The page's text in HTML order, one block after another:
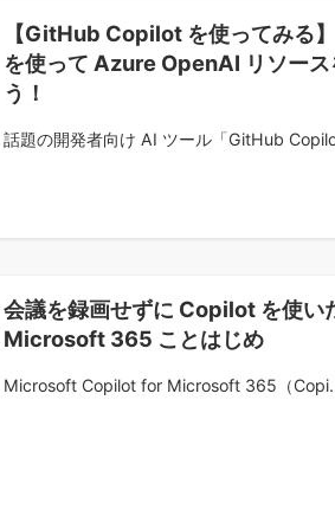
【GitHub Copilot を使ってみる
を使って Azure OpenAI リソース
う！
話題の開発者向け AI ツール「GitHub
会議を録画せずに Copilot を使
Microsoft 365 ことはじめ
Microsoft Copilot for Microsoft 365（